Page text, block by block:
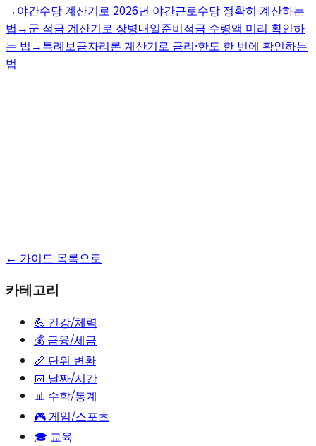
→야간수당 계산기로 2026년 야간근로수당 정확히 계산하는
법 →군 적금 계산기로 장병내일준비적금 수령액 미리 확인하
는 법 →특례보금자리론 계산기로 금리·한도 한 번에 확인하는
법
← 가이드 목록으로
카테고리
💪 건강/체력
💰 금융/세금
📏 단위 변환
📅 날짜/시간
📊 수학/통계
🎮게임/스포츠
🎓 교육